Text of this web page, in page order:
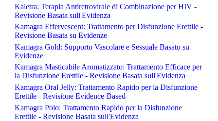
Kaletra: Terapia Antiretrovirale di Combinazione per HIV -
Revisione Basata sull'Evidenza
Kamagra Effervescent: Trattamento per Disfunzione Erettile -
Revisione Basata su Evidenze
Kamagra Gold: Supporto Vascolare e Sessuale Basato su
Evidenze
Kamagra Masticabile Aromatizzato: Trattamento Efficace per
la Disfunzione Erettile - Revisione Basata sull'Evidenza
Kamagra Oral Jelly: Trattamento Rapido per la Disfunzione
Erettile - Revisione Evidence-Based
Kamagra Polo: Trattamento Rapido per la Disfunzione
Erettile - Revisione Basata sull'Evidenza